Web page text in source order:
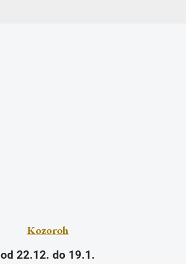
Kozoroh
od 22.12. do 19.1.